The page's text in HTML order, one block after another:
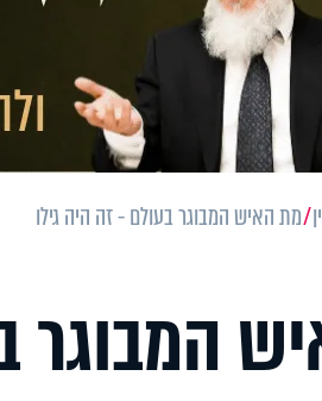
מת האיש המבוגר בעולם - זה היה גילו
המבוגר